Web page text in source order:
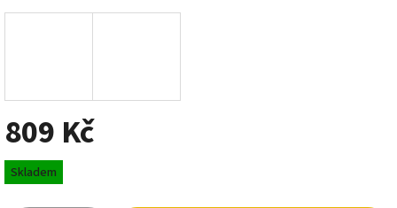
809 Kč
Měrná
cena:
Skladem